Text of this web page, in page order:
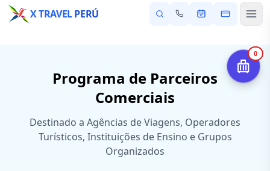
X TRAVELPERÚ
Programa de Parceiros
Comerciais
Destinado a Agências de Viagens, Operadores
Turísticos, Instituições de Ensino e Grupos
Organizados
0